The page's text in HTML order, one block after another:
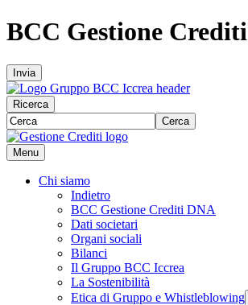
BCC Gestione Crediti
Invia
Ricerca
Cerca
Menu
Chi siamo
Indietro
BCC Gestione Crediti DNA
Dati societari
Organi sociali
Bilanci
Il Gruppo BCC Iccrea
La Sostenibilità
Etica di Gruppo e Whistleblowing